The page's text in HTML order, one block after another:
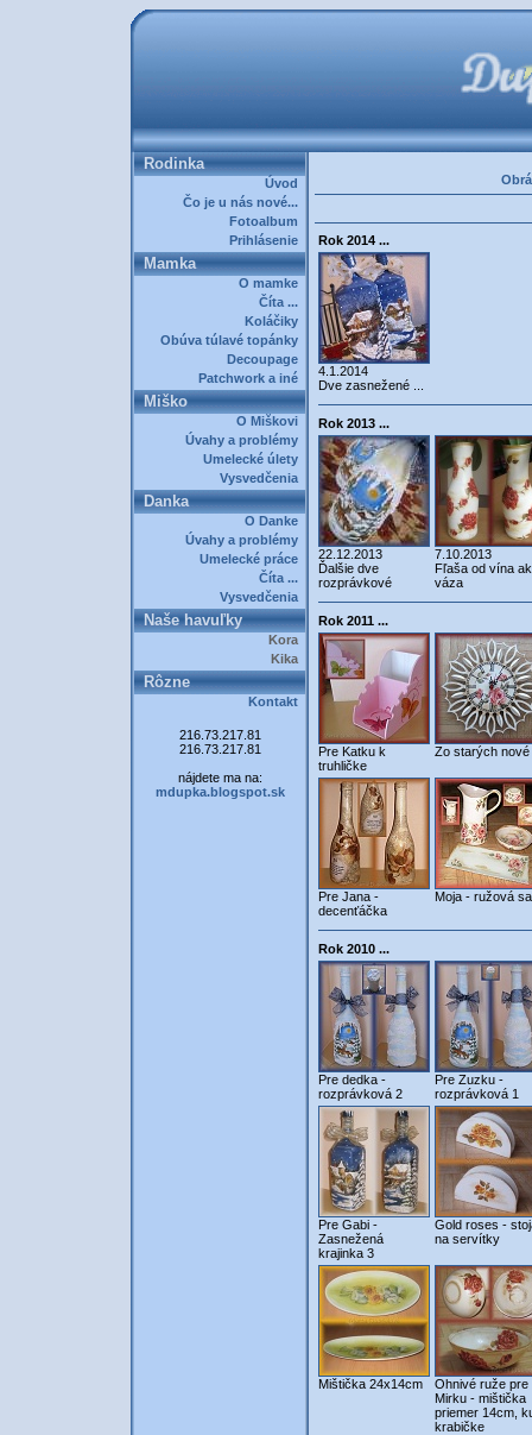
Rodinka
Úvod
Čo je u nás nové...
Fotoalbum
Prihlásenie
Mamka
O mamke
Číta ...
Koláčiky
Obúva túlavé topánky
Decoupage
Patchwork a iné
Miško
O Miškovi
Úvahy a problémy
Umelecké úlety
Vysvedčenia
Danka
O Danke
Úvahy a problémy
Umelecké práce
Číta ...
Vysvedčenia
Naše havuľky
Kora
Kika
Rôzne
Kontakt
216.73.217.81
216.73.217.81
nájdete ma na:
mdupka.blogspot.sk
Rok 2014 ...
4.1.2014
Dve zasnežené ...
Rok 2013 ...
22.12.2013
Ďalšie dve
rozprávkové
7.10.2013
Fľaša od vína
váza
Rok 2011 ...
Pre Katku k
truhličke
Zo starých nové
Pre Jana -
decenťáčka
Moja - ružová
Rok 2010 ...
Pre dedka -
rozprávková 2
Pre Zuzku -
rozprávková 1
Pre Gabi -
Zasnežená
krajinka 3
Gold roses -
na servítky
Mištička 24x14cm
Ohnivé ruže pre
Mirku - mištička
priemer 14cm,
krabičke